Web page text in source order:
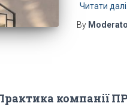
Читати далі…
By
компанії